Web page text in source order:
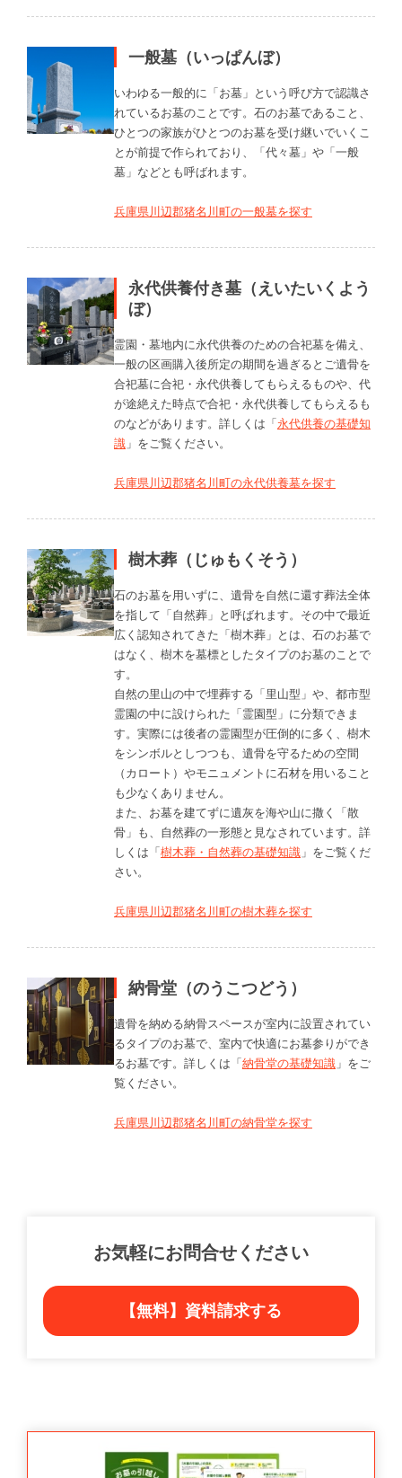
一般墓（いっぱんぼ）
いわゆる一般的に「お墓」という呼び方で認識さ
れているお墓のことです。石のお墓であること、
ひとつの家族がひとつのお墓を受け継いでいくこ
とが前提で作られており、「代々墓」や「一般
墓」などとも呼ばれます。
兵庫県川辺郡猪名川町の一般墓を探す
永代供養付き墓（えいたいくよう
ぼ）
霊園・墓地内に永代供養のための合祀墓を備え、
一般の区画購入後所定の期間を過ぎるとご遺骨を
合祀墓に合祀・永代供養してもらえるものや、代
が途絶えた時点で合祀・永代供養してもらえるも
のなどがあります。詳しくは「永代供養の基礎知
識 」をご覧ください。
兵庫県川辺郡猪名川町の永代供養墓を探す
樹木葬（じゅもくそう）
石のお墓を用いずに、遺骨を自然に還す葬法全体
を指して「自然葬」と呼ばれます。その中で最近
広く認知されてきた「樹木葬」とは、石のお墓で
はなく、樹木を墓標としたタイプのお墓のことで
す。
自然の里山の中で埋葬する「里山型」や、都市型
霊園の中に設けられた「霊園型」に分類できま
す。実際には後者の霊園型が圧倒的に多く、樹木
をシンボルとしつつも、遺骨を守るための空間
（カロート）やモニュメントに石材を用いること
も少なくありません。
また、お墓を建てずに遺灰を海や山に撒く「散
骨」も、自然葬の一形態と見なされています。詳
しくは「樹木葬・自然葬の基礎知識 」をご覧くだ
さい。
兵庫県川辺郡猪名川町の樹木葬を探す
納骨堂（のうこつどう）
遺骨を納める納骨スペースが室内に設置されてい
るタイプのお墓で、室内で快適にお墓参りができ
るお墓です。詳しくは「納骨堂の基礎知識 」をご
覧ください。
兵庫県川辺郡猪名川町の納骨堂を探す
お気軽にお問合せください
【無料】資料請求する